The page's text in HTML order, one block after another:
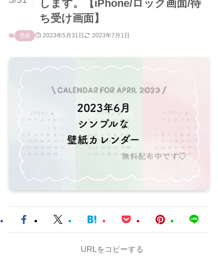
します。【iPhone/ロック画面/待
ち受け画面】
壁紙 2023年5月31日 2023年7月1日
URLをコピーする